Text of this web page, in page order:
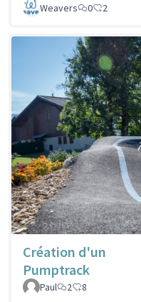
Weavers
0 2
Création d'un
Pumptrack
Paul
2 8